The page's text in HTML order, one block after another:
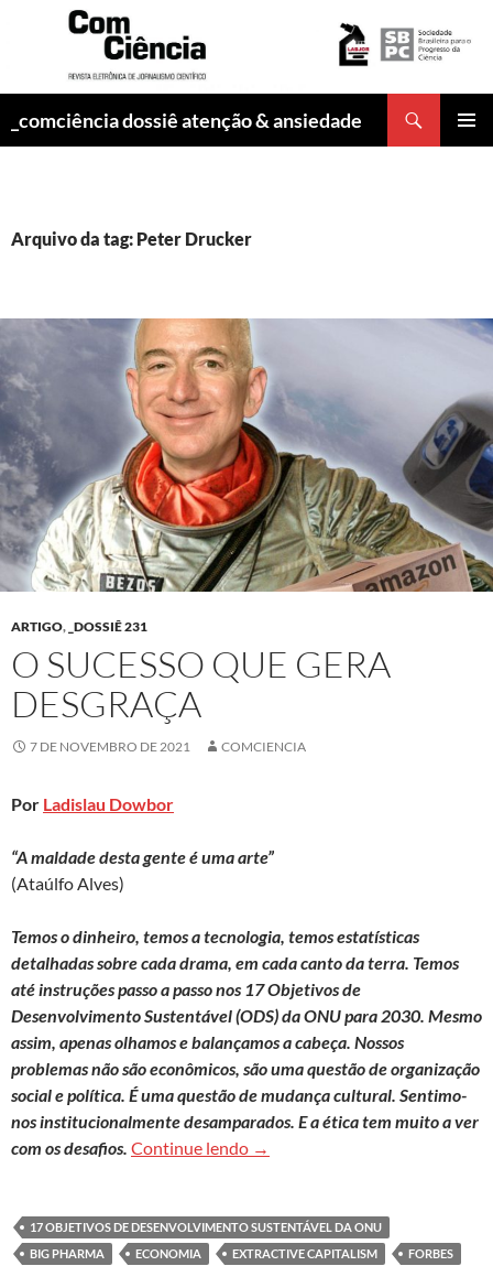
_comciência dossiê atenção & ansiedade
Arquivo da tag: Peter Drucker
ARTIGO, _DOSSIÊ 231
O SUCESSO QUE GERA
DESGRAÇA
7 DE NOVEMBRO DE 2021 COMCIENCIA
Por Ladislau Dowbor
“A maldade desta gente é uma arte”
(Ataúlfo Alves)
Temos o dinheiro, temos a tecnologia, temos estatísticas
detalhadas sobre cada drama, em cada canto da terra. Temos
até instruções passo a passo nos 17 Objetivos de
Desenvolvimento Sustentável (ODS) da ONU para 2030. Mesmo
assim, apenas olhamos e balançamos a cabeça. Nossos
problemas não são econômicos, são uma questão de organização
social e política. É uma questão de mudança cultural. Sentimo-
nos institucionalmente desamparados. E a ética tem muito a ver
com os desafios. Continue lendo O sucesso que gera desgraça
→
17 OBJETIVOS DE DESENVOLVIMENTO SUSTENTÁVEL DA ONU
BIG PHARMA
ECONOMIA EXTRACTIVE CAPITALISM
FORBES